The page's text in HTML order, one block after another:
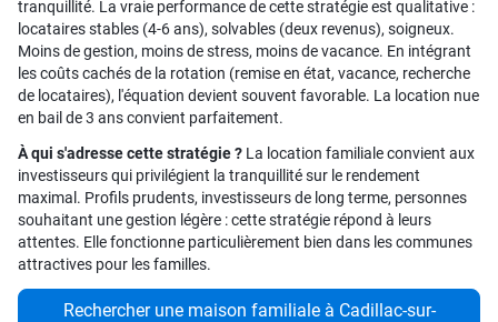
tranquillité. La vraie performance de cette stratégie est qualitative :
locataires stables (4-6 ans), solvables (deux revenus), soigneux.
Moins de gestion, moins de stress, moins de vacance. En intégrant
les coûts cachés de la rotation (remise en état, vacance, recherche
de locataires), l'équation devient souvent favorable. La location nue
en bail de 3 ans convient parfaitement.
À qui s'adresse cette stratégie ? La location familiale convient aux
investisseurs qui privilégient la tranquillité sur le rendement
maximal. Profils prudents, investisseurs de long terme, personnes
souhaitant une gestion légère : cette stratégie répond à leurs
attentes. Elle fonctionne particulièrement bien dans les communes
attractives pour les familles.
Rechercher une maison familiale à Cadillac-sur-